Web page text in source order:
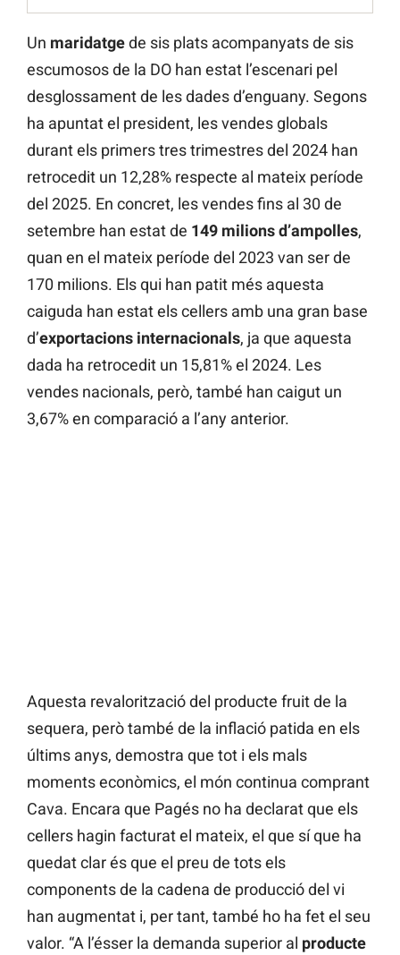
Un maridatgede sis plats acompanyats de sis
escumosos de la DO han estat l’escenari pel
desglossament de les dades d’enguany. Segons
ha apuntat el president, les vendes globals
durant els primers tres trimestres del 2024 han
retrocedit un 12,28% respecte al mateix període
del 2025. En concret, les vendes fins al 30 de
setembre han estat de 149 milions d’ampolles,
quan en el mateix període del 2023 van ser de
170 milions. Els qui han patit més aquesta
caiguda han estat els cellers amb una gran base
d’exportacions internacionals, ja que aquesta
dada ha retrocedit un 15,81% el 2024. Les
vendes nacionals, però, també han caigut un
3,67% en comparació a l’any anterior.
Aquesta revalorització del producte fruit de la
sequera, però també de la inflació patida en els
últims anys, demostra que tot i els mals
moments econòmics, el món continua comprant
Cava. Encara que Pagés no ha declarat que els
cellers hagin facturat el mateix, el que sí que ha
quedat clar és que el preu de tots els
components de la cadena de producció del vi
han augmentat i, per tant, també ho ha fet el seu
valor. “A l’ésser la demanda superior al producte